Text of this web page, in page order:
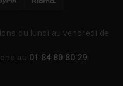
du lundi au vendredi de
au 01 84 80 80 29